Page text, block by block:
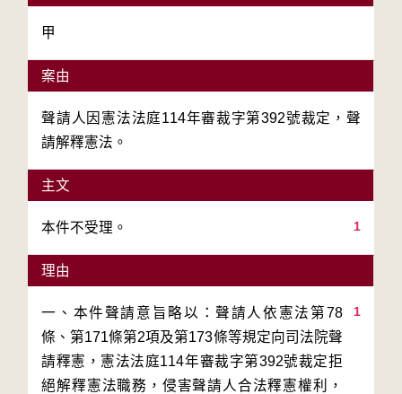
甲
案由
聲請人因憲法法庭114年審裁字第392號裁定，聲
請解釋憲法。
主文
1
本件不受理。
理由
1
一、本件聲請意旨略以：聲請人依憲法第78
條、第171條第2項及第173條等規定向司法院聲
請釋憲，憲法法庭114年審裁字第392號裁定拒
絕解釋憲法職務，侵害聲請人合法釋憲權利，